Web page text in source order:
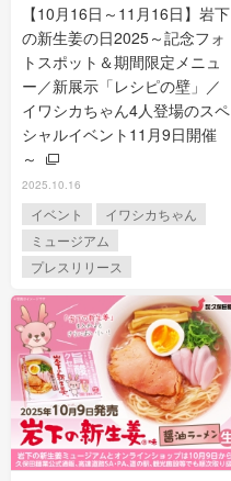
【10月16日～11月16日】岩下
の新生姜の日2025～記念フォ
トスポット＆期間限定メニュ
ー／新展示「レシピの壁」／
イワシカちゃん4人登場のスペ
シャルイベント11月9日開催
～
2025.10.16
イベント
イワシカちゃん
ミュージアム
プレスリリース